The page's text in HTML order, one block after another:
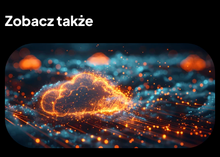
Zobacz także